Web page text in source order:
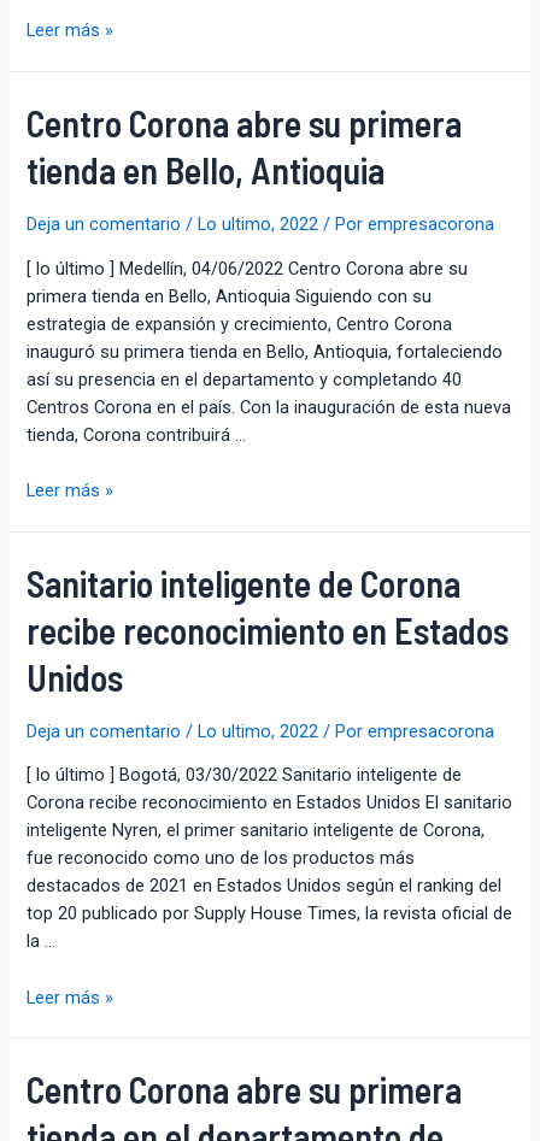
Leer más »
Centro Corona abre su primera
tienda en Bello, Antioquia
Deja un comentario /Lo ultimo,2022 / Porempresacorona
[ lo último ] Medellín, 04/06/2022 Centro Corona abre su
primera tienda en Bello, Antioquia Siguiendo con su
estrategia de expansión y crecimiento, Centro Corona
inauguró su primera tienda en Bello, Antioquia, fortaleciendo
así su presencia en el departamento y completando 40
Centros Corona en el país. Con la inauguración de esta nueva
tienda, Corona contribuirá …
Leer más »
Sanitario inteligente de Corona
recibe reconocimiento en Estados
Unidos
Deja un comentario /Lo ultimo,2022 / Porempresacorona
[ lo último ] Bogotá, 03/30/2022 Sanitario inteligente de
Corona recibe reconocimiento en Estados Unidos El sanitario
inteligente Nyren, el primer sanitario inteligente de Corona,
fue reconocido como uno de los productos más
destacados de 2021 en Estados Unidos según el ranking del
top 20 publicado por Supply House Times, la revista oficial de
la …
Leer más »
Centro Corona abre su primera